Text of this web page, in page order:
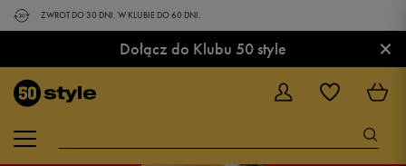
ZWROT DO 30 DNI. W KLUBIE DO 60 DNI.
Dołącz do Klubu 50 style ×